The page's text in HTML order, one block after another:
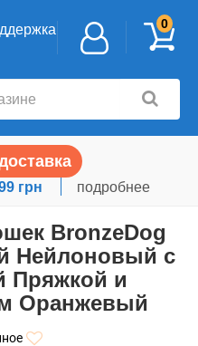
0
грн подробнее
BronzeDog
Нейлоновый c
Пряжкой и
Оранжевый